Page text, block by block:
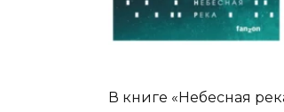
В книге «Небесная